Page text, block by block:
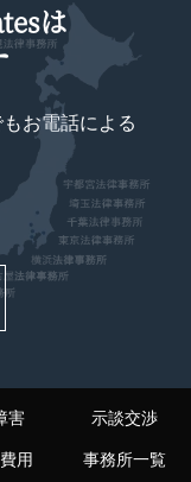
は
お電話による
害 示談交渉
用 事務所一覧